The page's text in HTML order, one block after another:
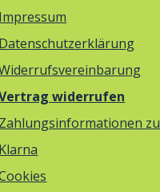
widerrufen
zu